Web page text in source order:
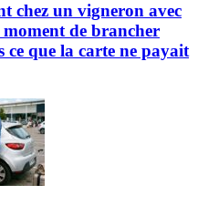
chez un vigneron avec
de brancher
que la carte ne payait